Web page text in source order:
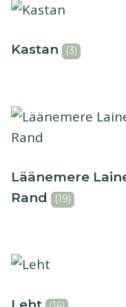
Kastan (3)
Läänemere
Rand
(19)